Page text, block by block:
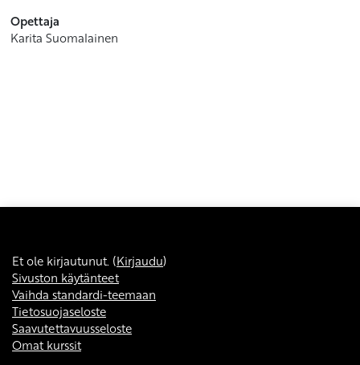
Opettaja
Karita Suomalainen
Et ole kirjautunut. (Kirjaudu)
Sivuston käytänteet
Vaihda standardi-teemaan
Tietosuojaseloste
Saavutettavuusseloste
Omat kurssit